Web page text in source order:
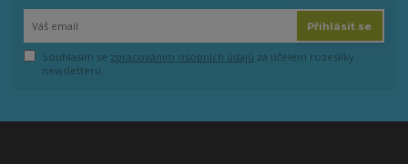
Přihlásit se
Souhlasím se zpracováním osobních údajů za účelem rozesílky
newsletteru.